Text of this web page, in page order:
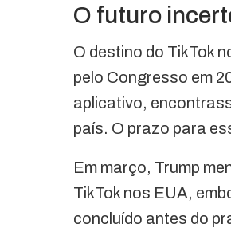
O futuro
O destino do TikTok
pelo Congresso em
aplicativo,
país. O prazo para
Em março, Trump
TikTok nos EUA,
concluído antes do